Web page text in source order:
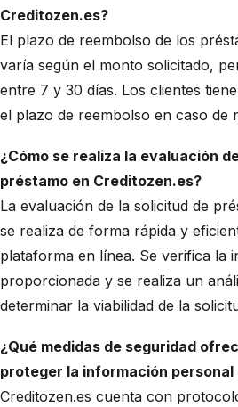
Creditozen.es?
El plazo de reembolso de los
varía según el monto solicitado,
entre 7 y 30 días. Los clientes
el plazo de reembolso en caso de
¿Cómo se realiza la evaluación
préstamo en Creditozen.es?
La evaluación de la solicitud de
se realiza de forma rápida y
plataforma en línea. Se verifica la
proporcionada y se realiza un
determinar la viabilidad de la
¿Qué medidas de seguridad
proteger la información personal
Creditozen.es cuenta con